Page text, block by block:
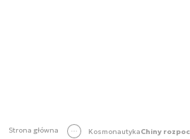
Strona główna Kosmonautyka